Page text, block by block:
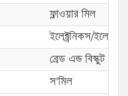
ফ্লাওয়ার মিল
ইলেক্ট্রনিকস/
ব্রেড এন্ড বিস্কুট
স’মিল